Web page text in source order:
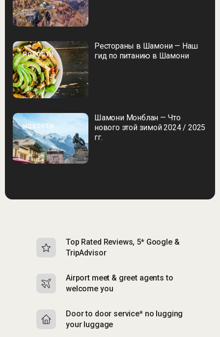
НОВОСТИ
Рестораны в Шамони — Наш
гид по питанию в Шамони
НОВОСТИ
Шамони Монблан — Что
нового этой зимой 2024 / 2025
гг.
Top Rated Reviews, 5* Google &
TripAdvisor
Airport meet & greet agents to
welcome you
Door to door service* no lugging
your luggage